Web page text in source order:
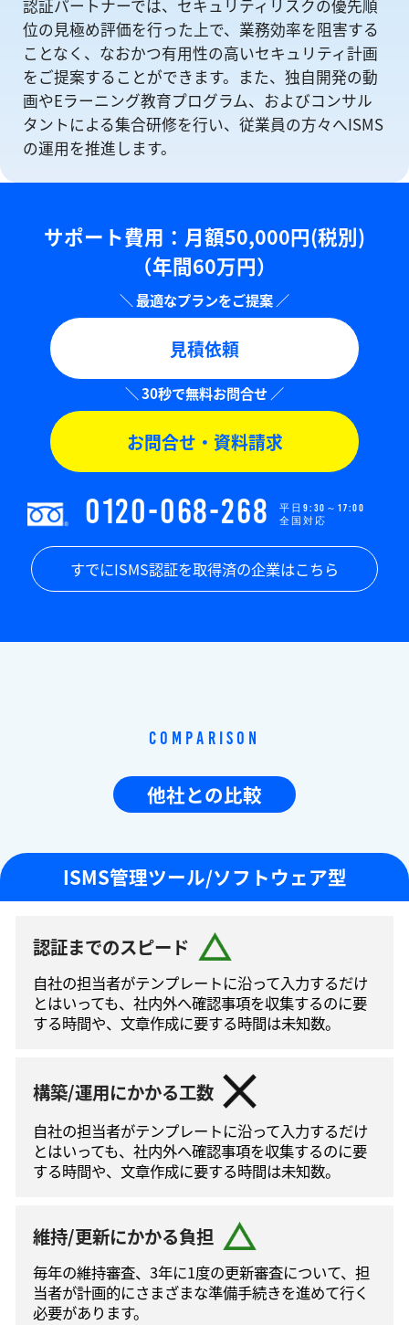
認証パートナーでは、セキュリティリスクの優先順
位の⾒極め評価を⾏った上で、業務効率を阻害する
ことなく、なおかつ有⽤性の⾼いセキュリティ計画
をご提案することができます。また、独自開発の動
画やEラーニング教育プログラム、およびコンサル
タントによる集合研修を⾏い、従業員の方々へISMS
の運⽤を推進します。
サポート費用：⽉額50,000円(税別)
（年間60万円）
見積依頼
お問合せ・資料請求
0120-068-268
平日9:30～17:00
全国対応
すでにISMS認証を取得済の企業はこちら
Comparison
他社との比較
ISMS管理ツール/ソフトウェア型
認証までのスピード
自社の担当者がテンプレートに沿って⼊⼒するだけ
とはいっても、社内外へ確認事項を収集するのに要
する時間や、文章作成に要する時間は未知数。
構築/運用にかかる工数
自社の担当者がテンプレートに沿って⼊⼒するだけ
とはいっても、社内外へ確認事項を収集するのに要
する時間や、文章作成に要する時間は未知数。
維持/更新にかかる負担
毎年の維持審査、3年に1度の更新審査について、担
当者が計画的にさまざまな準備手続きを進めて⾏く
必要があります。